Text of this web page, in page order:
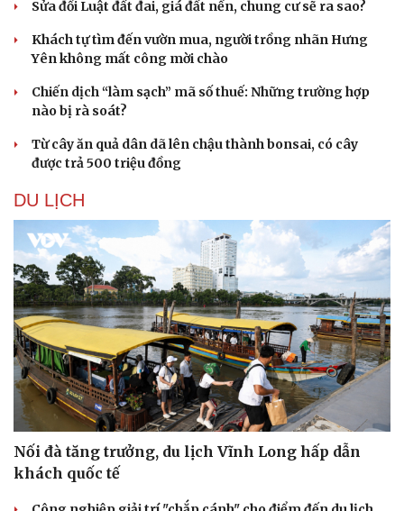
Thể thao
Sửa đổi Luật đất đai, giá đất nền, chung cư sẽ ra sao?
Khách tự tìm đến vườn mua, người trồng nhãn Hưng
Yên không mất công mời chào
Chiến dịch “làm sạch” mã số thuế: Những trường hợp
nào bị rà soát?
Từ cây ăn quả dân dã lên chậu thành bonsai, có cây
được trả 500 triệu đồng
DU LỊCH
Nối đà tăng trưởng, du lịch Vĩnh Long hấp dẫn
khách quốc tế